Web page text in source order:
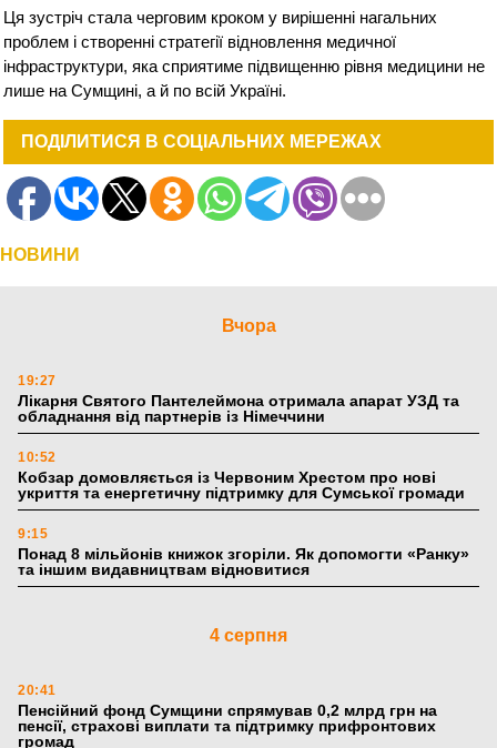
Ця зустріч стала черговим кроком у вирішенні нагальних
проблем і створенні стратегії відновлення медичної
інфраструктури, яка сприятиме підвищенню рівня медицини не
лише на Сумщині, а й по всій Україні.
ПОДІЛИТИСЯ В СОЦІАЛЬНИХ МЕРЕЖАХ
НОВИНИ
Вчора
19:27
Лікарня Святого Пантелеймона отримала апарат УЗД та
обладнання від партнерів із Німеччини
10:52
Кобзар домовляється із Червоним Хрестом про нові
укриття та енергетичну підтримку для Сумської громади
9:15
Понад 8 мільйонів книжок згоріли. Як допомогти «Ранку»
та іншим видавництвам відновитися
4 серпня
20:41
Пенсійний фонд Сумщини спрямував 0,2 млрд грн на
пенсії, страхові виплати та підтримку прифронтових
громад